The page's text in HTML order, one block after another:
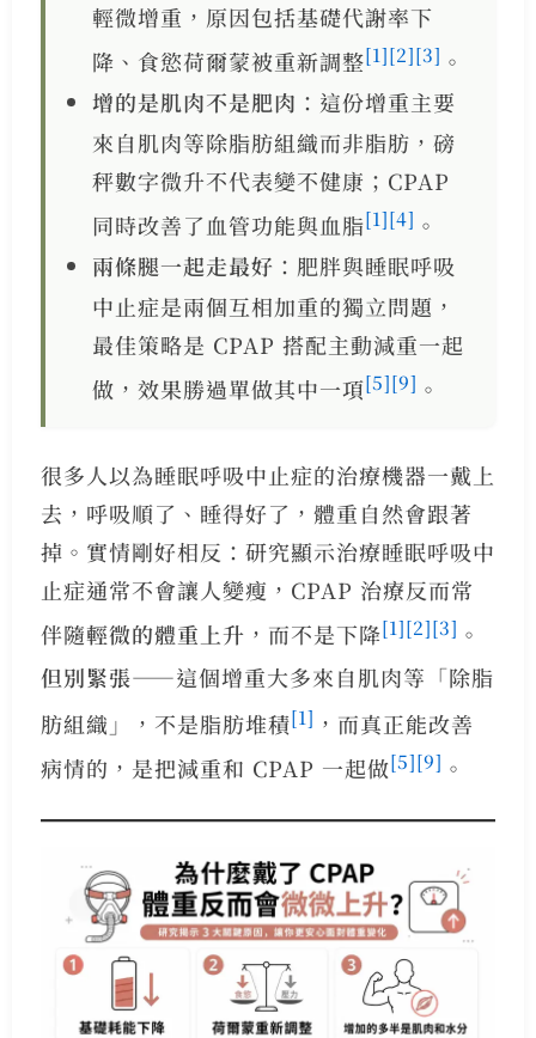
輕微增重，原因包括基礎代謝率下
降、食慾荷爾蒙被重新調整[1][2][3] 。
增的是肌肉不是肥肉 ：這份增重主要
來自肌肉等除脂肪組織而非脂肪，磅
秤數字微升不代表變不健康；CPAP
同時改善了血管功能與血脂[1][4] 。
兩條腿一起走最好 ：肥胖與睡眠呼吸
中止症是兩個互相加重的獨立問題，
最佳策略是 CPAP 搭配主動減重一起
做，效果勝過單做其中一項[5][9] 。
很多人以為睡眠呼吸中止症的治療機器一戴上
去，呼吸順了、睡得好了，體重自然會跟著
掉。實情剛好相反：研究顯示治療睡眠呼吸中
止症通常不會讓人變瘦，CPAP 治療反而常
伴隨輕微的體重上升 ，而不是下降[1][2][3] 。
但別緊張——這個增重大多來自肌肉等「除脂
肪組織」，不是脂肪堆積[1] ，而真正能改善
病情的，是把減重和 CPAP 一起做[5][9] 。